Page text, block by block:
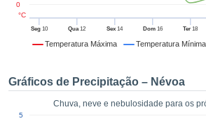
digital
Temperatura Máxima Temperatura Mínima
Seg10 Qua12 Sex 14 Dom16 Ter 18
0
°C
Gráficos de Precipitação – Névoa
Chuva, neve e nebulosidade para os
5